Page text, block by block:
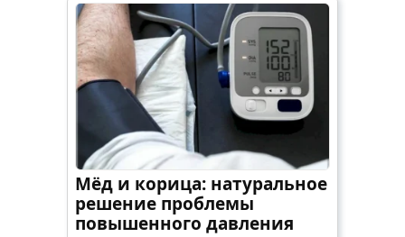
Мёд и корица: натуральное
решение проблемы
повышенного давления